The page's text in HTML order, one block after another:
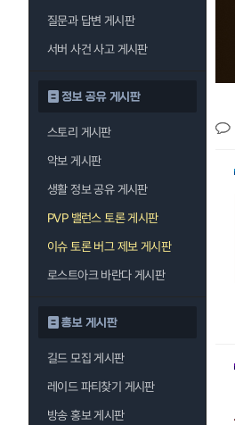
질문과 답변 게시판
서버 사건 사고 게시판
정보 공유 게시판
스토리 게시판
악보 게시판
생활 정보 공유 게시판
PVP 밸런스 토론 게시판
이슈 토론 버그 제보 게시판
로스트아크 바란다 게시판
홍보 게시판
길드 모집 게시판
레이드 파티찾기 게시판
방송 홍보 게시판